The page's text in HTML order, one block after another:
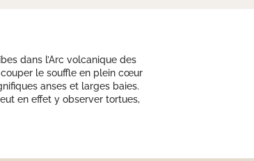
dans l’Arc volcanique des
couper le souffle en plein cœur
anses et larges baies.
en effet y observer tortues,